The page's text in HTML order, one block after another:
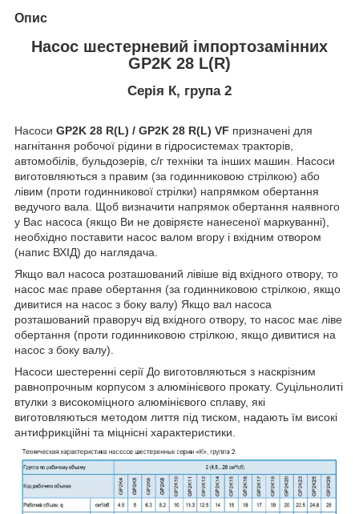
Опис
Насос шестерневий імпортозамінних
GP2K 28 L(R)
Серія К, група 2
Насоси GP2K 28 R(L) / GP2K 28 R(L) VF призначені для
нагнітання робочої рідини в гідросистемах тракторів,
автомобілів, бульдозерів, с/г техніки та інших машин. Насоси
виготовляються з правим (за годинниковою стрілкою) або
лівим (проти годинникової стрілки) напрямком обертання
ведучого вала. Щоб визначити напрямок обертання наявного
у Вас насоса (якщо Ви не довіряєте нанесеної маркуванні),
необхідно поставити насос валом вгору і вхідним отвором
(напис ВХІД) до наглядача.
Якщо вал насоса розташований лівіше від вхідного отвору, то
насос має праве обертання (за годинниковою стрілкою, якщо
дивитися на насос з боку валу) Якщо вал насоса
розташований праворуч від вхідного отвору, то насос має ліве
обертання (проти годинниковою стрілкою, якщо дивитися на
насос з боку валу).
Насоси шестеренні серії До виготовляються з наскрізним
равнопрочным корпусом з алюмінієвого прокату. Суцільнолиті
втулки з високоміцного алюмінієвого сплаву, які
виготовляються методом лиття під тиском, надають їм високі
антифрикційні та міцнісні характеристики.